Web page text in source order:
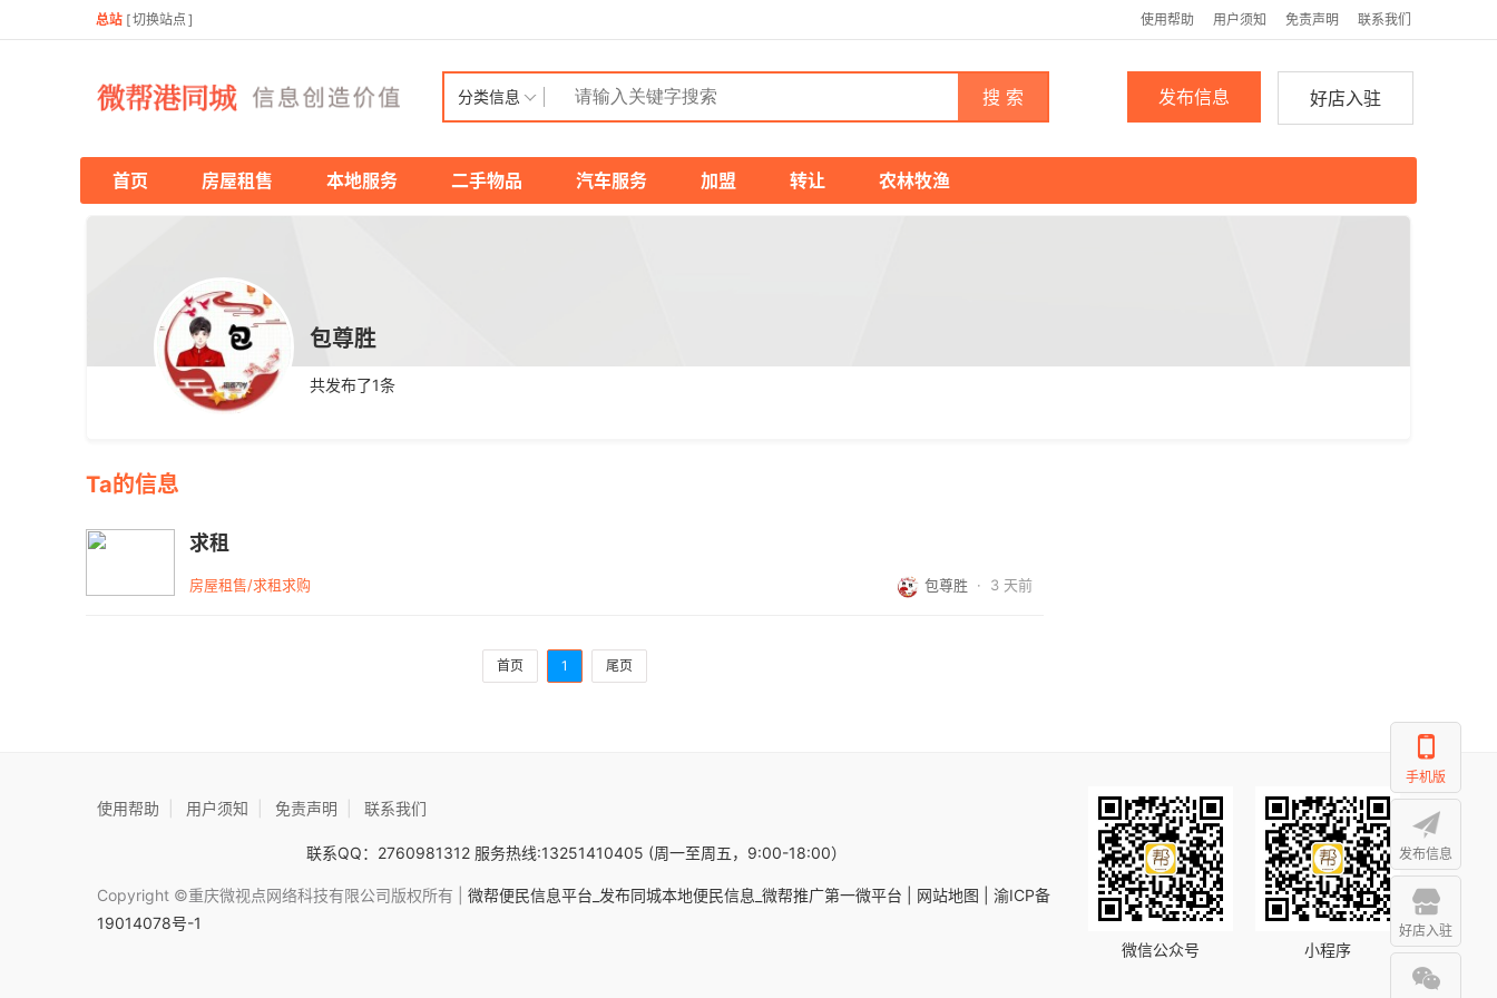
总站 [切换站点 ] 使用帮助 用户须知 免责声明 联系我们
分类信息 搜 索 好店入驻
发布信息
首页 房屋租售 本地服务 二手物品 汽车服务 加盟 转让 农林牧渔
包尊胜
共发布了1条
Ta的信息
求租
房屋租售/求租求购 包尊胜 · 3 天前
首页 1 尾页
使用帮助 用户须知 免责声明 联系我们
联系QQ：2760981312 服务热线:13251410405 (周一至周五，9:00-18:00）
Copyright ©重庆微视点网络科技有限公司版权所有 | 微帮便民信息平台_发布同城本地便民信息_微帮推广第一微平台 | 网站地图 |
渝ICP备
19014078号-1
小程序
微信公众号
手机版
发布信息
好店入驻